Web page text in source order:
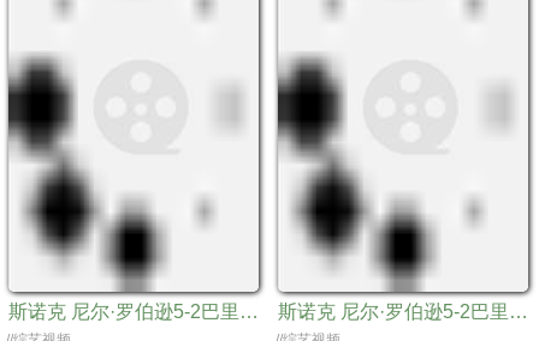
斯诺克 尼尔·罗伯逊5-2巴里·霍金斯20240322 斯诺克 尼尔·罗伯逊5-2巴里·霍金斯20240322